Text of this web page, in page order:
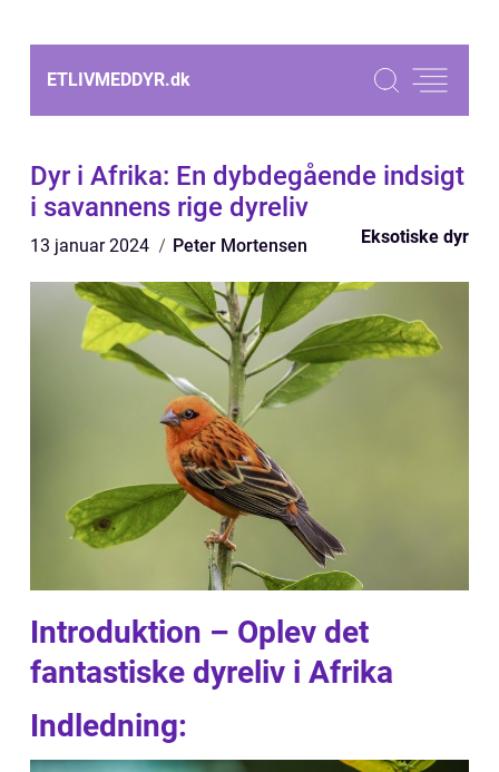
ETLIVMEDDYR.dk
Dyr i Afrika: En dybdegående indsigt
i savannens rige dyreliv
13 januar 2024 Peter Mortensen Eksotiske dyr
Introduktion – Oplev det
fantastiske dyreliv i Afrika
Indledning: